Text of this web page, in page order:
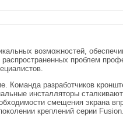
возможностей,
проблем
Команда разработчиков
инсталляторы
смещения экрана
креплений серии Fusion.